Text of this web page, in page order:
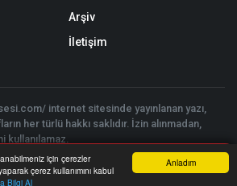
Anladım
için çerezler
çerez kullanımını kabul
Bilgi Al
Arşiv
İletişim
internet sitesinde yayınlanan yazı,
her türlü hakkı saklıdır. İzin alınmadan,
kullanılamaz.
Sesi | Erzincan'ın ve Bölgenin Haber
| Yazılım:Onemsoft
Haber Ara İhbar Hattı Menu